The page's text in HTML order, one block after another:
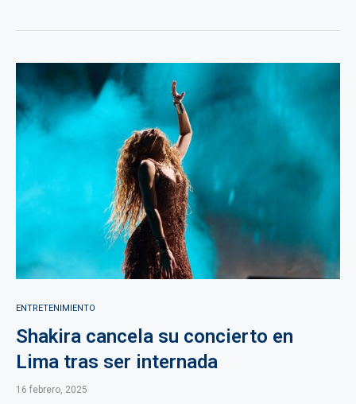
ENTRETENIMIENTO
Shakira cancela su concierto en
Lima tras ser internada
16 febrero, 2025